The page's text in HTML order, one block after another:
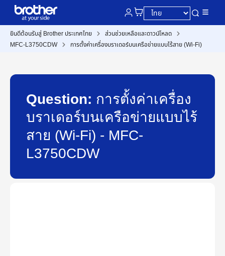
ยินดีต้อนรับสู่ Brother ประเทศไทย
ส่วนช่วยเหลือและดาวน์โหลด
MFC-L3750CDW
การตั้งค่าเครื่องบราเดอร์บนเครือข่ายแบบไร้สาย (Wi-Fi)
Question: การตั้งค่าเครื่อง
บราเดอร์บนเครือข่ายแบบไร้
สาย (Wi-Fi) - MFC-
L3750CDW